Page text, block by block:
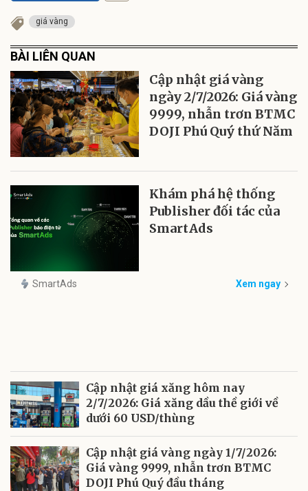
giá vàng
BÀI LIÊN QUAN
Cập nhật giá vàng
ngày 2/7/2026: Giá vàng
9999, nhẫn trơn BTMC
DOJI Phú Quý thứ Năm
Khám phá hệ thống
Publisher đối tác của
SmartAds
SmartAds Xem ngay
Cập nhật giá xăng hôm nay
2/7/2026: Giá xăng dầu thề giới về
dưới 60 USD/thùng
Cập nhật giá vàng ngày 1/7/2026:
Giá vàng 9999, nhẫn trơn BTMC
DOJI Phú Quý đầu tháng